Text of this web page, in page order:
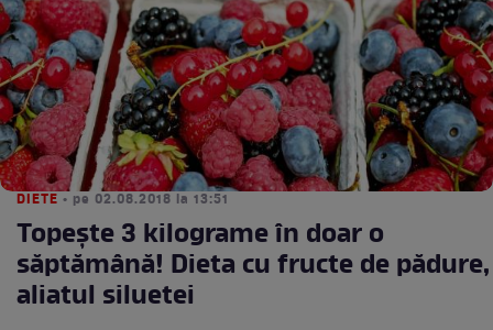
DIETE • pe 02.08.2018 la 13:51
Topește 3 kilograme în doar o
săptămână! Dieta cu fructe de pădure,
aliatul siluetei